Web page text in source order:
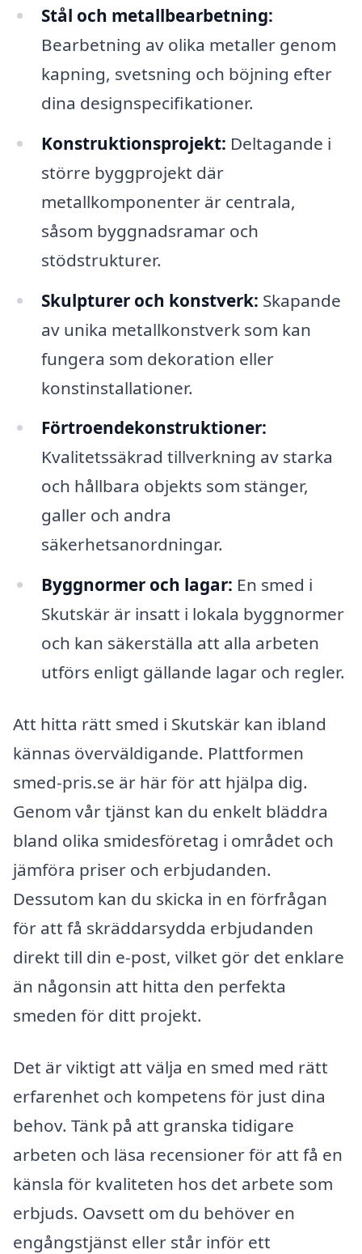
Stål och metallbearbetning:
Bearbetning av olika metaller genom
kapning, svetsning och böjning efter
dina designspecifikationer.
Konstruktionsprojekt: Deltagande i
större byggprojekt där
metallkomponenter är centrala,
såsom byggnadsramar och
stödstrukturer.
Skulpturer och konstverk: Skapande
av unika metallkonstverk som kan
fungera som dekoration eller
konstinstallationer.
Förtroendekonstruktioner:
Kvalitetssäkrad tillverkning av starka
och hållbara objekts som stänger,
galler och andra
säkerhetsanordningar.
Byggnormer och lagar: En smed i
Skutskär är insatt i lokala byggnormer
och kan säkerställa att alla arbeten
utförs enligt gällande lagar och regler.
Att hitta rätt smed i Skutskär kan ibland
kännas överväldigande. Plattformen
smed-pris.se är här för att hjälpa dig.
Genom vår tjänst kan du enkelt bläddra
bland olika smidesföretag i området och
jämföra priser och erbjudanden.
Dessutom kan du skicka in en förfrågan
för att få skräddarsydda erbjudanden
direkt till din e-post, vilket gör det enklare
än någonsin att hitta den perfekta
smeden för ditt projekt.
Det är viktigt att välja en smed med rätt
erfarenhet och kompetens för just dina
behov. Tänk på att granska tidigare
arbeten och läsa recensioner för att få en
känsla för kvaliteten hos det arbete som
erbjuds. Oavsett om du behöver en
engångstjänst eller står inför ett